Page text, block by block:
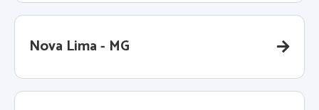
Nova Lima - MG